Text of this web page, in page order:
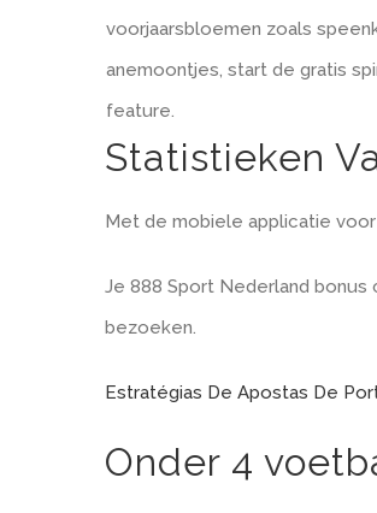
voorjaarsbloemen zoals
anemoontjes, start de gratis
feature.
Statistieken
Met de mobiele applicatie
Je 888 Sport Nederland
bezoeken.
Estratégias De Apostas De
Onder 4